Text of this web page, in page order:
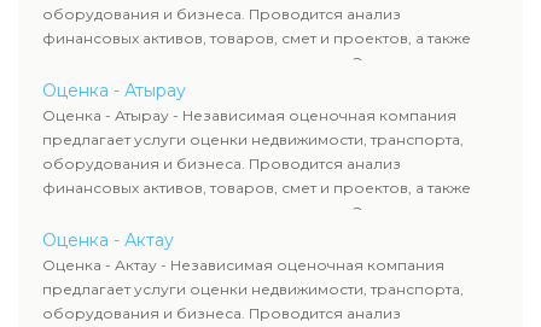
сделок, кредитования и судебных процессов.
оборудования и бизнеса. Проводится анализ
финансовых активов, товаров, смет и проектов, а также
оценка животных и недропользования. Эксперты
определяют рыночную стоимость имущества и
рассчитывают ущерб. Все отчеты соответствуют
требованиям законодательства и используются для
сделок, кредитования и судебных процессов.
Оценка - Атырау
Оценка - Атырау - Независимая оценочная компания
предлагает услуги оценки недвижимости, транспорта,
оборудования и бизнеса. Проводится анализ
финансовых активов, товаров, смет и проектов, а также
оценка животных и недропользования. Эксперты
определяют рыночную стоимость имущества и
рассчитывают ущерб. Все отчеты соответствуют
требованиям законодательства и используются для
сделок, кредитования и судебных процессов.
Оценка - Актау
Оценка - Актау - Независимая оценочная компания
предлагает услуги оценки недвижимости, транспорта,
оборудования и бизнеса. Проводится анализ